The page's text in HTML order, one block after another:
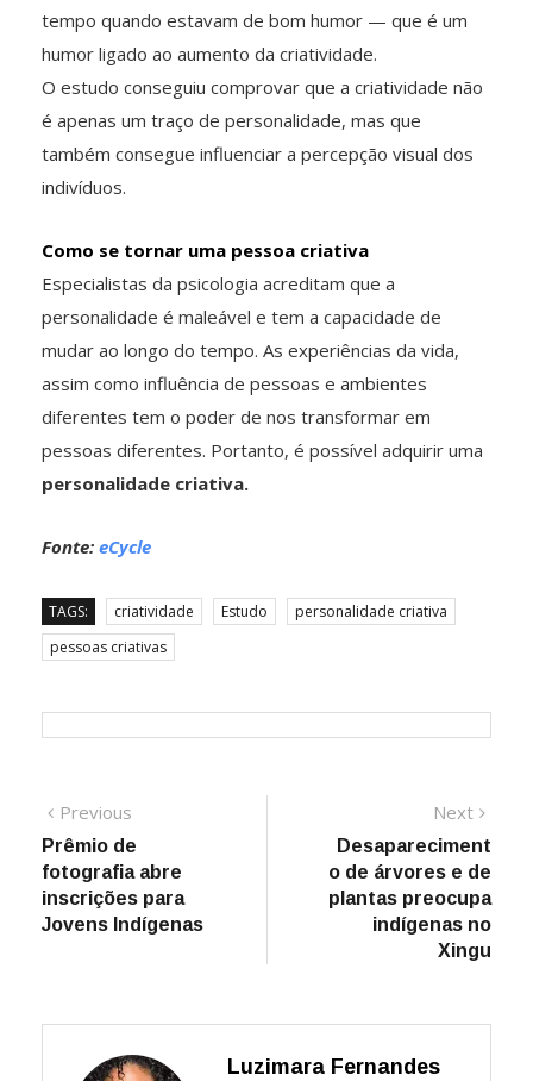
tempo quando estavam de bom humor — que é um
humor ligado ao aumento da criatividade.
O estudo conseguiu comprovar que a criatividade não
é apenas um traço de personalidade, mas que
também consegue influenciar a percepção visual dos
indivíduos.
Como se tornar uma pessoa criativa
Especialistas da psicologia acreditam que a
personalidade é maleável e tem a capacidade de
mudar ao longo do tempo. As experiências da vida,
assim como influência de pessoas e ambientes
diferentes tem o poder de nos transformar em
pessoas diferentes. Portanto, é possível adquirir uma
personalidade criativa.
Fonte: eCycle
TAGS: criatividade Estudo
personalidade criativa
pessoas criativas
Navegação
de
Post
Previous
post:
Prêmio de
fotografia abre
inscrições para
Jovens Indígenas
Next
Desapareciment
o de árvores e de
plantas preocupa
indígenas no
Xingu
Luzimara Fernandes